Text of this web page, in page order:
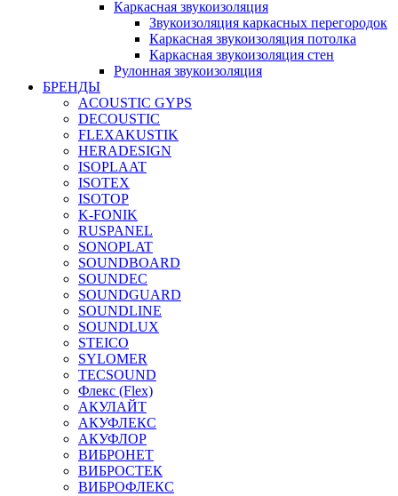
Каркасная звукоизоляция
Звукоизоляция каркасных перегородок
Каркасная звукоизоляция потолка
Каркасная звукоизоляция стен
Рулонная звукоизоляция
БРЕНДЫ
ACOUSTIC GYPS
DECOUSTIC
FLEXAKUSTIK
HERADESIGN
ISOPLAAT
ISOTEX
ISOTOP
K-FONIK
RUSPANEL
SONOPLAT
SOUNDBOARD
SOUNDEC
SOUNDGUARD
SOUNDLINE
SOUNDLUX
STEICO
SYLOMER
TECSOUND
Флекс (Flex)
АКУЛАЙТ
АКУФЛЕКС
АКУФЛОР
ВИБРОНЕТ
ВИБРОСТЕК
ВИБРОФЛЕКС